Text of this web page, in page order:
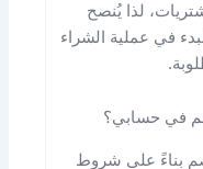
لذا يُنصح
في عملية الشراء
في حسابي؟
بناءً على شروط